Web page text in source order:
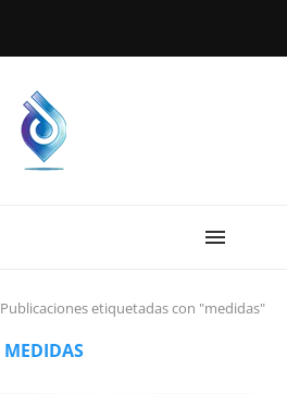
Publicaciones etiquetadas con "medidas"
MEDIDAS